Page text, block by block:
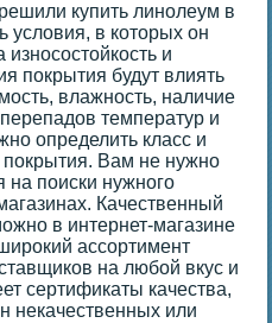
купить линолеум в
условия, в которых он
износостойкость и
покрытия будут влиять
влажность, наличие
температур и
определить класс и
покрытия. Вам не нужно
на поиски нужного
Качественный
в интернет-магазине
ассортимент
на любой вкус и
сертификаты качества,
некачественных или